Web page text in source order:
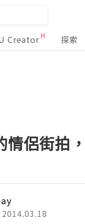
Creator 探索
情侶街拍